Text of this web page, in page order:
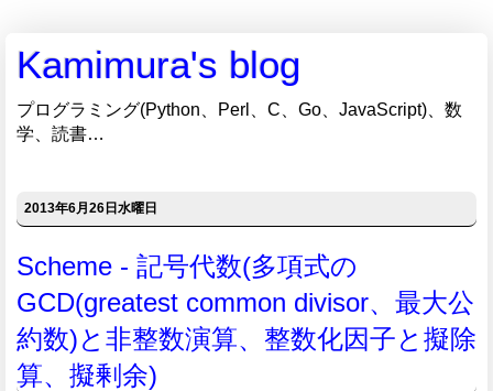
Kamimura's blog
プログラミング(Python、Perl、C、Go、JavaScript)、数
学、読書…
2013年6月26日水曜日
Scheme - 記号代数(多項式の
GCD(greatest common divisor、最大公
約数)と非整数演算、整数化因子と擬除
算、擬剰余)